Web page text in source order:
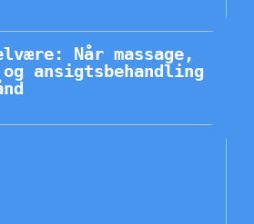
Når massage,
ansigtsbehandling